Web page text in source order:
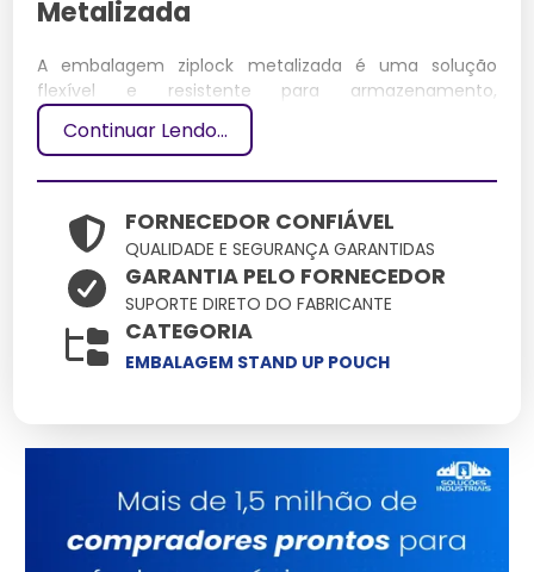
Metalizada
A embalagem ziplock metalizada é uma solução
flexível e resistente para armazenamento,
oferecendo proteção avançada contra umidade e luz.
Desenvolvida com camadas de material metalizado,
Especificações Técnicas
Dimensões
(cm)
Peso
(kg)
MaterialCapacidadePotência
20 x 30 0.05
Alumínio
e
1 kg
Principais Características e
Benefícios
Resistência à umidade: Protege produtos de
Continuar Lendo...
FORNECEDOR CONFIÁVEL
QUALIDADE E SEGURANÇA GARANTIDAS
GARANTIA PELO FORNECEDOR
SUPORTE DIRETO DO FABRICANTE
CATEGORIA
EMBALAGEM STAND UP POUCH